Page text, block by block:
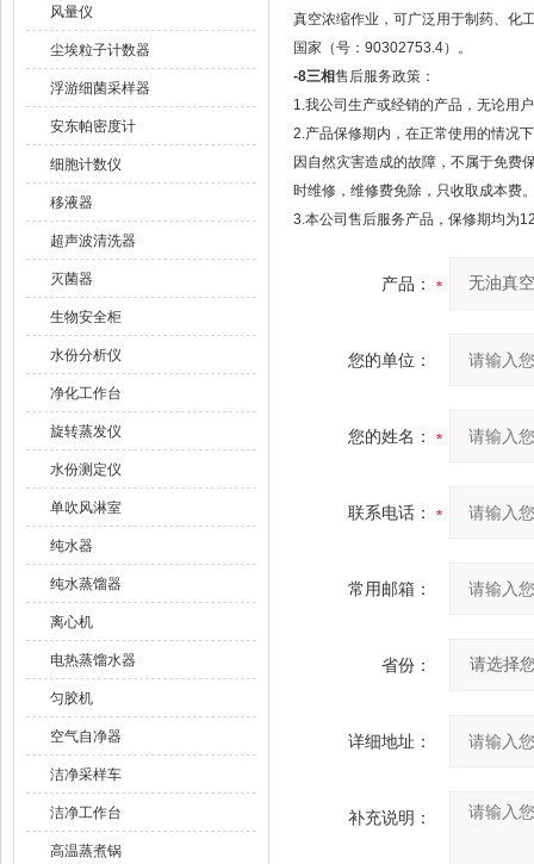
风量仪
尘埃粒子计数器
浮游细菌采样器
安东帕密度计
细胞计数仪
移液器
超声波清洗器
灭菌器
生物安全柜
水份分析仪
净化工作台
旋转蒸发仪
水份测定仪
单吹风淋室
纯水器
纯水蒸馏器
离心机
电热蒸馏水器
匀胶机
空气自净器
洁净采样车
洁净工作台
高温蒸煮锅
真空浓缩作业，可广泛用于制药、化
国家（号：90302753.4）。
-8三相售后服务政策：
1.我公司生产或经销的产品，无论用
2.产品保修期内，在正常使用的情况
因自然灾害造成的故障，不属于免费
时维修，维修费免除，只收取成本费
3.本公司售后服务产品，保修期均为
产品：
您的单位：
您的姓名：
联系电话：
常用邮箱：
省份：
详细地址：
补充说明：